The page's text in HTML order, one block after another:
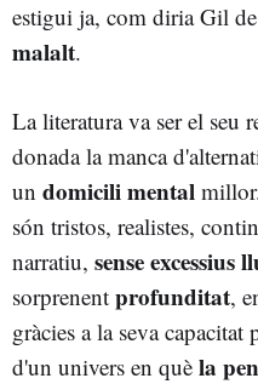
estigui ja, com diria Gil
malalt.
La literatura va ser el seu
donada la manca
un domicili mental
són tristos, realistes,
narratiu, sense excessius
sorprenent profunditat,
gràcies a la seva
d'un univers en què la